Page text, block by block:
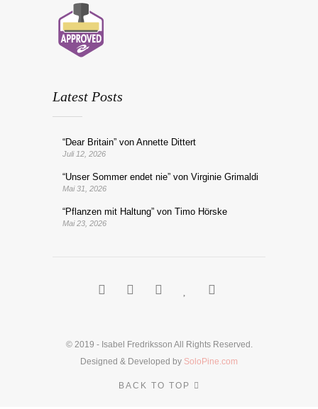
Latest Posts
“Dear Britain” von Annette Dittert
Juli 12, 2026
“Unser Sommer endet nie” von Virginie Grimaldi
Mai 31, 2026
“Pflanzen mit Haltung” von Timo Hörske
Mai 23, 2026
© 2019 - Isabel Fredriksson All Rights Reserved.
Designed & Developed by SoloPine.com
BACK TO TOP